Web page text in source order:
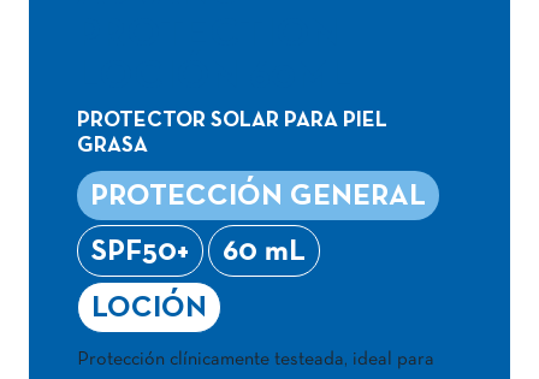
PROTECTOR SOLAR PARA PIEL
GRASA
PROTECCIÓN GENERAL
SPF50+
60 mL
LOCIÓN
Protección clínicamente testeada, ideal para